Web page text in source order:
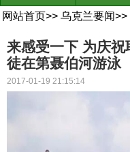
网站首页>> 乌克兰要闻>>
来感受一下 为庆
徒在第聂伯河游泳
2017-01-19 21:15:14